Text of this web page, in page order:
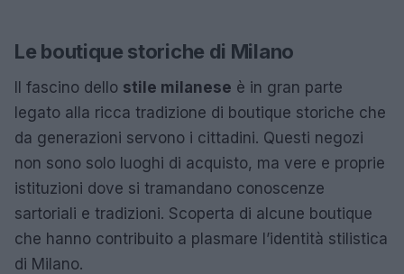
Le boutique storiche di Milano
Il fascino dello stile milanese è in gran parte
legato alla ricca tradizione di boutique storiche che
da generazioni servono i cittadini. Questi negozi
non sono solo luoghi di acquisto, ma vere e proprie
istituzioni dove si tramandano conoscenze
sartoriali e tradizioni. Scoperta di alcune boutique
che hanno contribuito a plasmare l’identità stilistica
di Milano.